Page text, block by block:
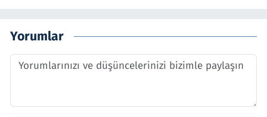
Yorumlar